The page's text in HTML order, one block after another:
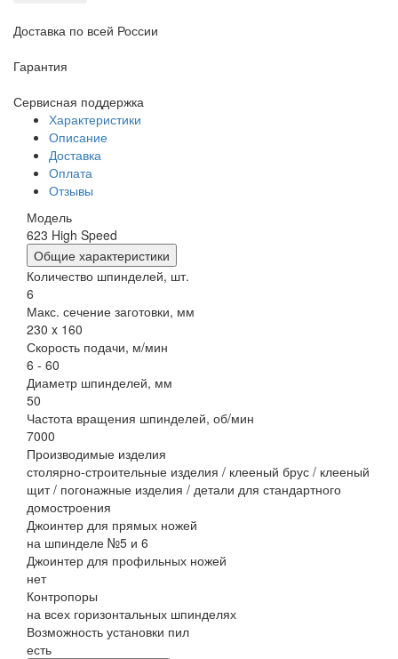
Доставка по всей России
Гарантия
Сервисная поддержка
Характеристики
Описание
Доставка
Оплата
Отзывы
Модель
623 High Speed
Общие характеристики
Количество шпинделей, шт.
6
Макс. сечение заготовки, мм
230 x 160
Скорость подачи, м/мин
6 - 60
Диаметр шпинделей, мм
50
Частота вращения шпинделей, об/мин
7000
Производимые изделия
столярно-строительные изделия / клееный брус / клееный
щит / погонажные изделия / детали для стандартного
домостроения
Джоинтер для прямых ножей
на шпинделе №5 и 6
Джоинтер для профильных ножей
нет
Контропоры
на всех горизонтальных шпинделях
Возможность установки пил
есть